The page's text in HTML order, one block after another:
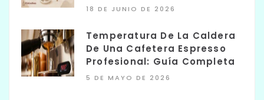
18 DE JUNIO DE 2026
Temperatura De La Caldera
De Una Cafetera Espresso
Profesional: Guía Completa
5 DE MAYO DE 2026